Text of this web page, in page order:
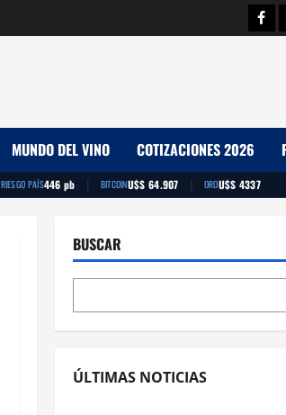
MUNDO DEL VINO COTIZACIONES 2026
RIESGO PAÍS446 pb | BITCOINU$S 64.907 | OROU$S 4337
BUSCAR
ÚLTIMAS NOTICIAS